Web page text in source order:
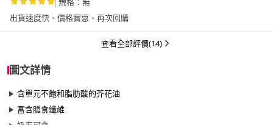
出貨速度快、價格實惠、再次回購
查看全部評價(14)
圖文詳情
含單元不飽和脂肪酸的芥花油
富含膳食纖維